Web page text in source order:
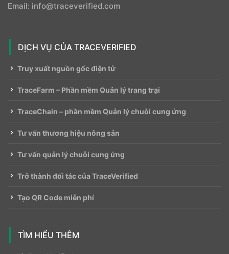
Email: info@traceverified.com
DỊCH VỤ CỦA TRACEVERIFIED
Truy xuất nguồn gốc điện tử
TraceFarm – Phần mềm Quản lý trang trại
TraceChain – phần mềm Quản lý chuỗi cung ứng
Tư vấn thương hiệu nông sản
Tư vấn quản lý chuỗi cung ứng
Trở thành đối tác của TraceVerified
Tạo QR Code miễn phí
TÌM HIỂU THÊM